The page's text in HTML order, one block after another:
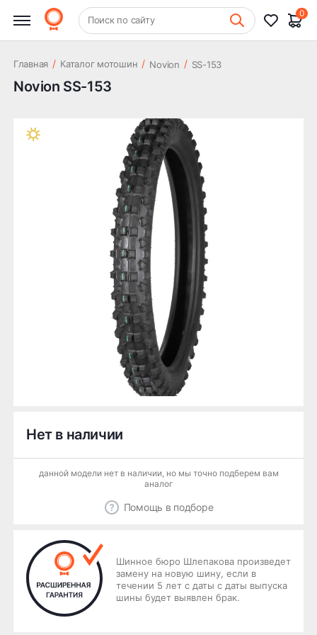
+7 (831) 261-35-35 Шиномонтаж
Поиск по сайту
0
Главная / Каталог мотошин / Novion / SS-153
Novion SS-153
Нет в наличии
данной модели нет в наличии, но мы точно подберем вам
аналог
Помощь в подборе
Шинное бюро Шлепакова произведет
замену на новую шину, если в
течении 5 лет с даты с даты выпуска
шины будет выявлен брак.